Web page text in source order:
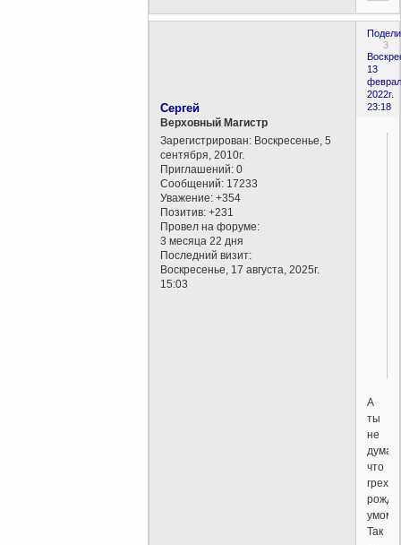
3
13
2022г.
23:18
Сергей
Верховный Магистр
Зарегистрирован: Воскресенье, 5
сентября, 2010г.
Приглашений: 0
Сообщений: 17233
Уважение: +354
Позитив: +231
Провел на форуме:
3 месяца 22 дня
Последний визит:
Воскресенье, 17 августа, 2025г.
15:03
А
ты
не
думал,
что
грех
умом?
Так